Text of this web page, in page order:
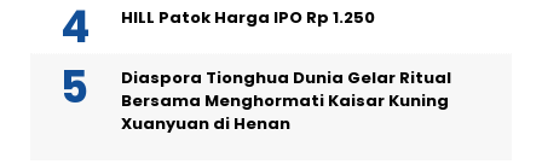
HILL Patok Harga IPO Rp 1.250
Diaspora Tionghua Dunia Gelar Ritual
Bersama Menghormati Kaisar Kuning
Xuanyuan di Henan